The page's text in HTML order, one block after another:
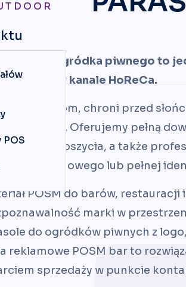
do ogródka piwnego to
letnim w kanale HoReCa.
gościom, chroni przed
odległości. Oferujemy pełną
oraz poszycia, a także
reklamowego lub pełnej
POSM do barów,
marki w
do ogródków piwnych z
reklamowe POSM bar to
sprzedaży w punkcie